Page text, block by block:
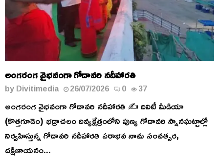
అంగరంగ వైభవంగా గోదావరి నదీహారతి
byDivitimedia 26/07/2026 0 37
అంగరంగ వైభవంగా గోదావరి నదీహారతి ✍️ దివిటీ మీడియా
(కొత్తగూడెం) భద్రాచలం దివ్యక్షేత్రంలోని పుణ్య గోదావరి స్నానఘట్టాల్లో
నిర్వహిస్తున్న గోదావరి నదీహారతి పరాభవ నామ సంవత్సర,
దక్షిణాయనం...